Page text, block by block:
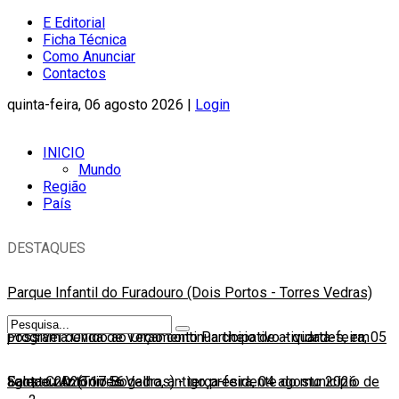
E Editorial
Ficha Técnica
Como Anunciar
Contactos
quinta-feira, 06 agosto 2026 | Login
INICIO
Mundo
Região
País
DESTAQUES
Parque Infantil do Furadouro (Dois Portos - Torres Vedras)
possível devido ao Orçamento Participativo-quarta-feira, 05
agosto 2026 17:56
Programa Onda de Verão continua cheio de atividades, em
Santa Cruz (Torres Vedras)-terça-feira, 04 agosto 2026
Faleceu António Bogalho, antigo presidente do município de